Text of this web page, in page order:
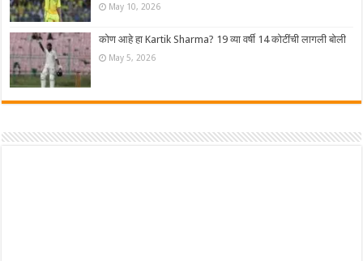
May 10, 2026
कोण आहे हा Kartik Sharma? 19 व्या वर्षी 14 कोटींची लागली बोली
May 5, 2026